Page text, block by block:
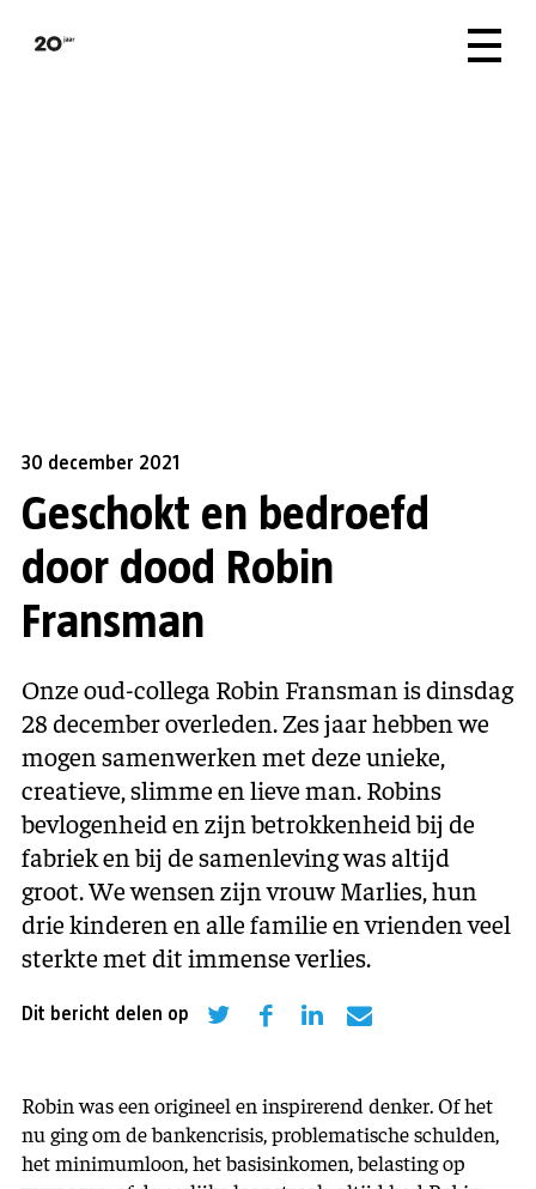
30 december 2021
Geschokt en bedroefd
door dood Robin
Fransman
Onze oud-collega Robin Fransman is dinsdag
28 december overleden. Zes jaar hebben we
mogen samenwerken met deze unieke,
creatieve, slimme en lieve man. Robins
bevlogenheid en zijn betrokkenheid bij de
fabriek en bij de samenleving was altijd
groot. We wensen zijn vrouw Marlies, hun
drie kinderen en alle familie en vrienden veel
sterkte met dit immense verlies.
Dit bericht delen op
Robin was een origineel en inspirerend denker. Of het
nu ging om de bankencrisis, problematische schulden,
het minimumloon, het basisinkomen, belasting op